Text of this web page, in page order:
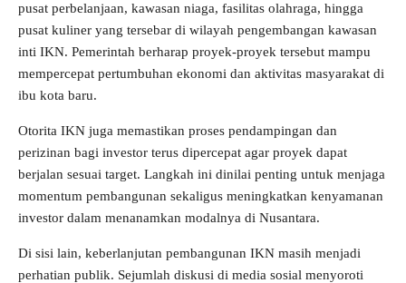
pusat perbelanjaan, kawasan niaga, fasilitas olahraga, hingga
pusat kuliner yang tersebar di wilayah pengembangan kawasan
inti IKN. Pemerintah berharap proyek-proyek tersebut mampu
mempercepat pertumbuhan ekonomi dan aktivitas masyarakat di
ibu kota baru.
Otorita IKN juga memastikan proses pendampingan dan
perizinan bagi investor terus dipercepat agar proyek dapat
berjalan sesuai target. Langkah ini dinilai penting untuk menjaga
momentum pembangunan sekaligus meningkatkan kenyamanan
investor dalam menanamkan modalnya di Nusantara.
Di sisi lain, keberlanjutan pembangunan IKN masih menjadi
perhatian publik. Sejumlah diskusi di media sosial menyoroti